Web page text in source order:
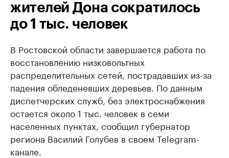
жителей Дона сократилось
до 1 тыс. человек
В Ростовской области завершается работа по
восстановлению низковольтных
распределительных сетей, пострадавших из-за
падения обледеневших деревьев. По данным
диспетчерских служб, без электроснабжения
остается около 1 тыс. человек в семи
населенных пунктах, сообщил губернатор
региона Василий Голубев в своем Telegram-
канале.